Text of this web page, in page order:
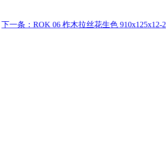
下一条：ROK 06 柞木拉丝花生色 910x125x12-2